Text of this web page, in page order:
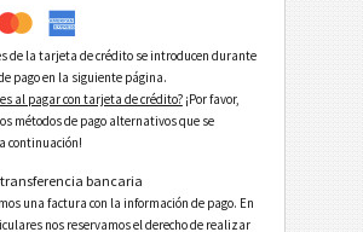
de la tarjeta de crédito se introducen durante
pago en la siguiente página.
al pagar con tarjeta de crédito?¡Por favor,
métodos de pago alternativos que se
continuación!
bancaria
una factura con la información de pago. En
nos reservamos el derecho de realizar